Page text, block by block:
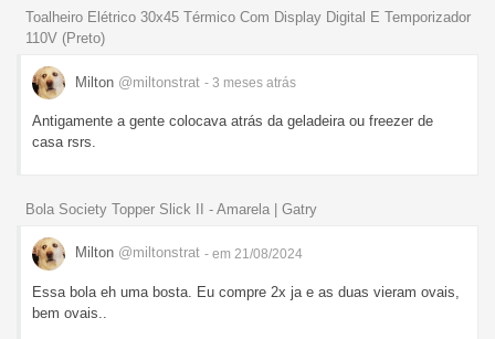
Toalheiro Elétrico 30x45 Térmico Com Display Digital E Temporizador
110V (Preto)
Milton @miltonstrat - 3 meses atrás
Antigamente a gente colocava atrás da geladeira ou freezer de
casa rsrs.
Bola Society Topper Slick II - Amarela | Gatry
Milton @miltonstrat - em 21/08/2024
Essa bola eh uma bosta. Eu compre 2x ja e as duas vieram ovais,
bem ovais..